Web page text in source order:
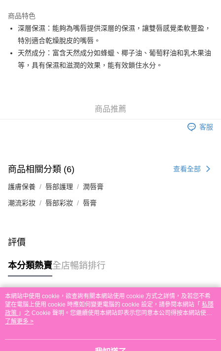
AlipayHK
PayMe
WeChat Pay
銀行匯款 請將存款存到以下銀行帳戶，並於存款單據寫上訂單編號後電郵至
eshop@colourmix-cosmetics.com** **我們不會處理沒有提供存款單據的訂
單。 如果訂購後七個工作天內我們未能收到有關存款，有關訂單將被取消。
付款後順豐站及營業點取貨
免運費
其他地區配送
商品特色
深層保濕：能夠為嘴唇提供深層的保濕，讓雙唇感覺柔軟豐盈，
特別適合乾燥脫皮的嘴唇。
天然成分：富含天然成分如蜂蠟、椰子油、葡萄籽油和乳木果油
等，具有保濕和滋潤的效果，能有效鎖住水分。
商品推薦
客服
商品相關分類 (6) 查看全部
護膚保養 唇部護理 潤唇膏
潮流彩妝 唇部彩妝 唇膏
評價
本分類熱賣全店暢銷排行
熱門標籤
熱銷排行
本網站中使用 cookie，欲查詢有關本網站使用 cookie 方式之詳情，及若您不希
望在電腦上使用 cookie 時應如何變更電腦的 cookie 設定，請參閱本網站「 私隱
政策 」之 Cookie 聲明。您繼續使用本網站即表示您同意本公司得按本網站使用
條款之 Cookie 聲明使用 cookie。
了解更多 >